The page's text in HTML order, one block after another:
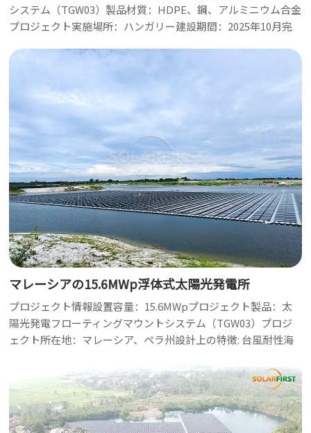
システム（TGW03）製品材質：HDPE、鋼、アルミニウム合金
プロジェクト実施場所：ハンガリー建設期間：2025年10月完
マレーシアの15.6MWp浮体式太陽光発電所
プロジェクト情報設置容量：15.6MWpプロジェクト製品：太
陽光発電フローティングマウントシステム（TGW03）プロジ
ェクト所在地：マレーシア、ペラ州設計上の特徴: 台風耐性海
に直面して、私たちはプレキャストコンクリートブロックをシ
ンカーアンカーとして採用し、異なる材料で作られた複合係留
ラインを革新的に活用しました。この堅牢なアンカーシステム
は強力な腕のように機能し、複雑な湖底をしっかりと掴んで、